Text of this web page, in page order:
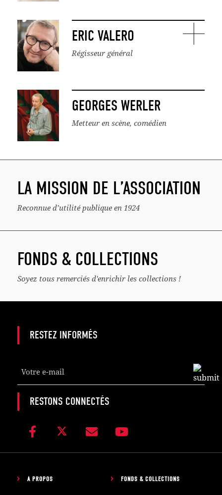
ERIC VALERO
Régisseur général
GEORGES WERLER
Metteur en scène, comédien
LA MISSION DE L’ASSOCIATION
Reconnue d’utilité publique en 1924
FONDS & COLLECTIONS
Soyez tous remerciés d'enrichir les collections !
RESTEZ INFORMÉS
Email *
RESTONS CONNECTÉS
À PROPOS FONDS & COLLECTIONS